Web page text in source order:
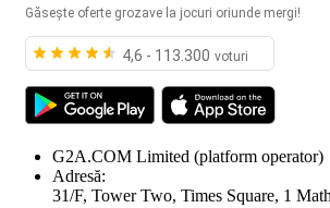
Găsește oferte grozave la jocuri oriunde mergi!
4,6 - 113.300 voturi
G2A.COM Limited (platform operator)
Adresă:
31/F, Tower Two, Times Square, 1